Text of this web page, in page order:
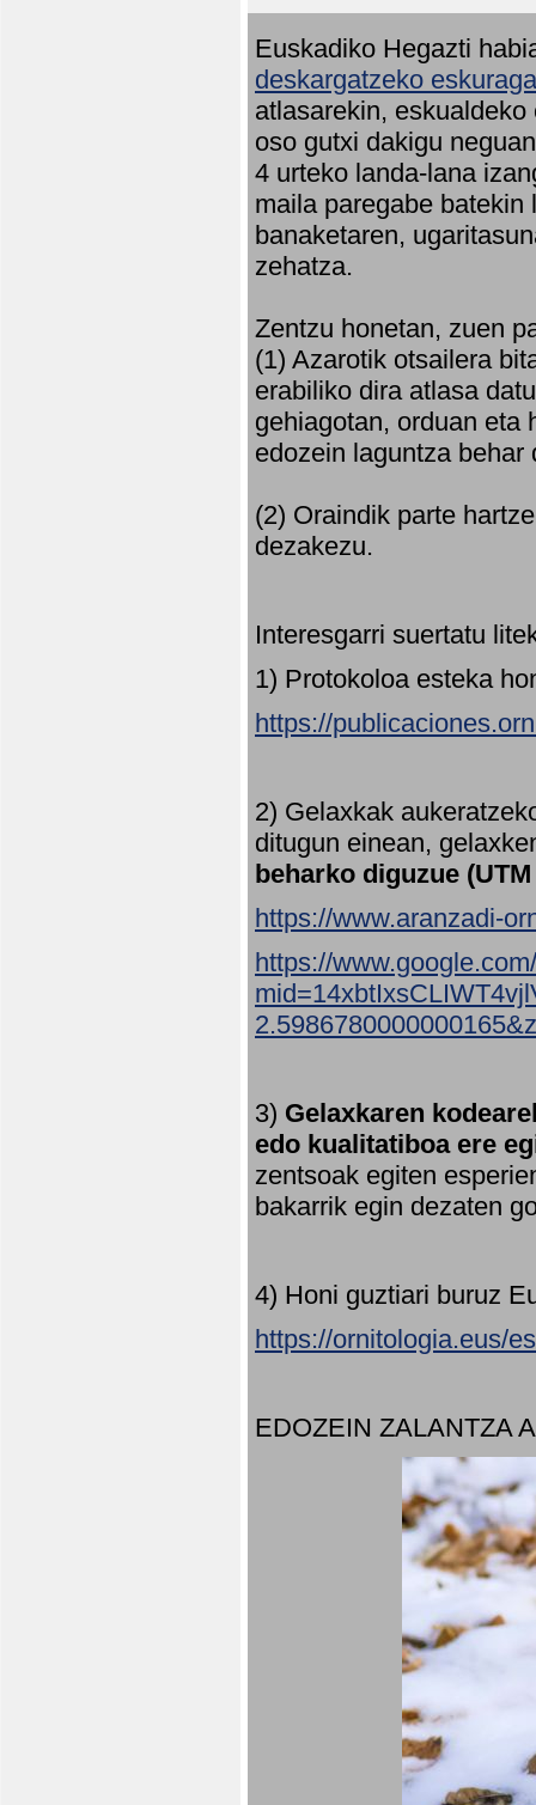
Euskadiko Hegazti
deskargatzeko
atlasarekin,
oso gutxi dakigu
4 urteko landa-lana
maila paregabe
banaketaren,
zehatza.
Zentzu honetan, zuen
(1) Azarotik otsailera
erabiliko dira atlasa
gehiagotan, orduan eta
edozein laguntza behar
(2) Oraindik parte
dezakezu.
Interesgarri suertatu
1) Protokoloa esteka
https://
2) Gelaxkak
ditugun einean,
beharko diguzue
https://www.aranzadi-
https://
3) Gelaxkaren
edo kualitatiboa ere
zentsoak egiten
bakarrik egin dezaten
4) Honi guztiari buruz
https://ornitologia.eus/
EDOZEIN ZALANTZA